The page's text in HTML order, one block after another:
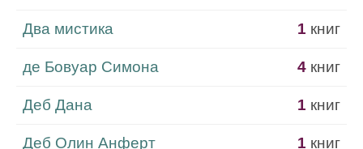
Два мистика 1 книг
де Бовуар Симона 4 книг
Деб Дана 1 книг
Деб Олин Анферт 1 книг